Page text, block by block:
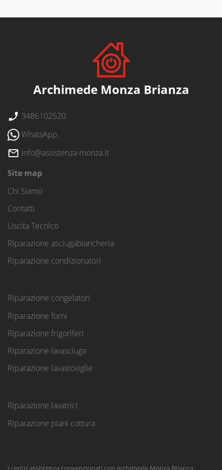
Archimede Monza Brianza
3486102520
WhatsApp
info@assistenza-monza.it
Site map
Chi Siamo
Contatti
Uscita Tecnico
Riparazione asciugabiancheria
Riparazione condizionatori
Riparazione congelatori
Riparazione forni
Riparazione frigoriferi
Riparazione lavasciuga
Riparazione lavastoviglie
Riparazione lavatrici
Riparazione piani cottura
I centri assistenza convenzionati con Archimede Monza Brianza